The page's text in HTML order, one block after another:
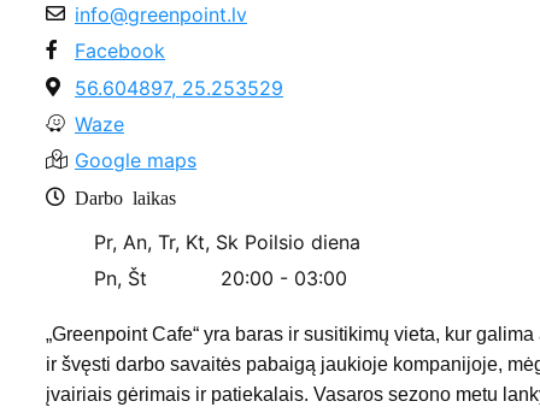
info@greenpoint.lv
Facebook
56.604897, 25.253529
Waze
Google maps
Darbo laikas
Pr, An, Tr, Kt, Sk Poilsio diena
Pn, Št
20:00 - 03:00
„Greenpoint Cafe“ yra baras ir susitikimų vieta, kur
ir švęsti darbo savaitės pabaigą jaukioje kompanijoje,
įvairiais gėrimais ir patiekalais. Vasaros sezono metu